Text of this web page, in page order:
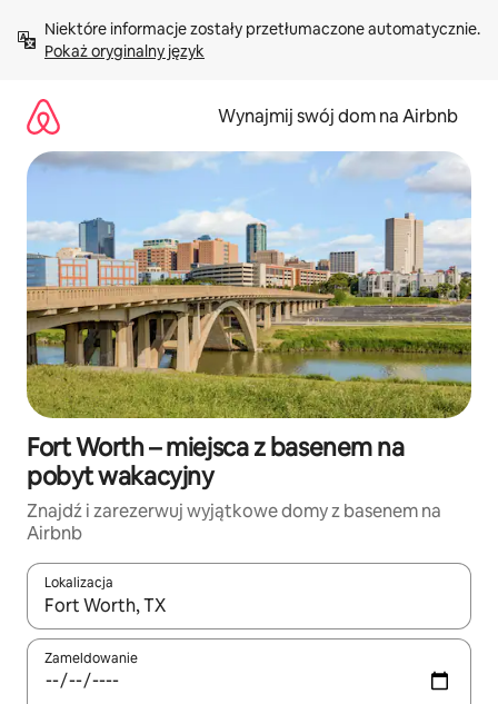
treści Pokaż oryginalny język
Wynajmij swój dom na Airbnb
Fort Worth – miejsca z basenem na
pobyt wakacyjny
Znajdź i zarezerwuj wyjątkowe domy z basenem na
Airbnb
Lokalizacja
Gdy wyniki będą dostępne, możesz poruszać się po nich za
Zameldowanie